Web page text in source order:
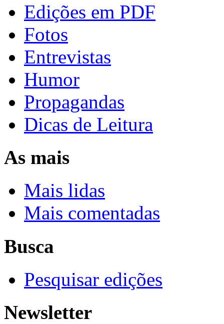
Edições em PDF
Fotos
Entrevistas
Humor
Propagandas
Dicas de Leitura
As mais
Mais lidas
Mais comentadas
Busca
Pesquisar edições
Newsletter